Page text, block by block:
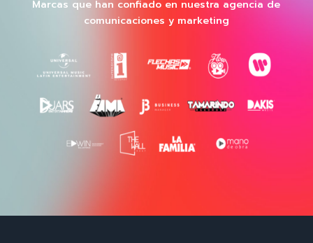
Marcas que han confiado en nuestra agencia de
comunicaciones y marketing